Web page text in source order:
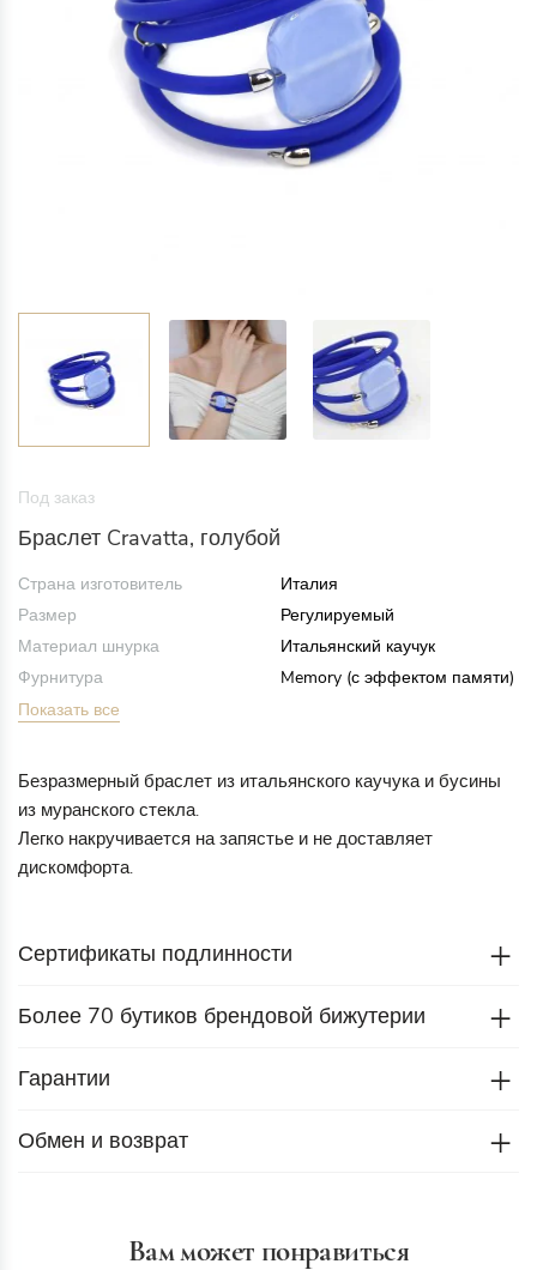
Под заказ
Браслет Cravatta, голубой
Страна изготовитель
Италия
Размер
Регулируемый
Материал шнурка
Итальянский каучук
Фурнитура
Memory (с эффектом памяти)
Показать все
Безразмерный браслет из итальянского каучука и бусины
из муранского стекла.
Легко накручивается на запястье и не доставляет
дискомфорта.
Сертификаты подлинности
Более 70 бутиков брендовой бижутерии
Гарантии
Обмен и возврат
Вам может понравиться